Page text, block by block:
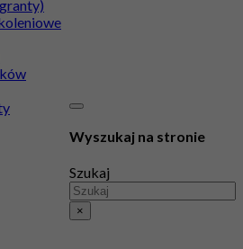
Wyszukaj na stronie
Szukaj
×